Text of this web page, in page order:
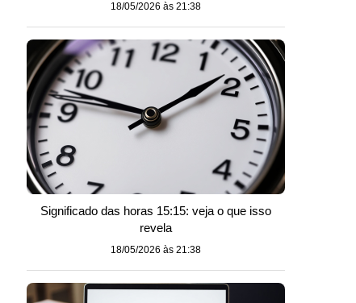
18/05/2026 às 21:38
Significado das horas 15:15: veja o que isso
revela
18/05/2026 às 21:38